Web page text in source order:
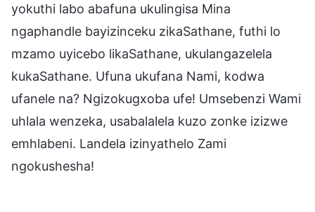
yokuthi labo abafuna ukulingisa Mina
ngaphandle bayizinceku zikaSathane, futhi lo
mzamo uyicebo likaSathane, ukulangazelela
kukaSathane. Ufuna ukufana Nami, kodwa
ufanele na? Ngizokugxoba ufe! Umsebenzi Wami
uhlala wenzeka, usabalalela kuzo zonke izizwe
emhlabeni. Landela izinyathelo Zami
ngokushesha!